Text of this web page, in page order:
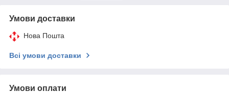
Умови доставки
Нова Пошта
Всі умови доставки
Умови оплати